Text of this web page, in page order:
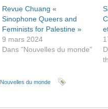
Revue Chuang «
Sinophone Queers and
Feminists for Palestine »
9 mars 2024
Dans "Nouvelles du monde"
Nouvelles du monde